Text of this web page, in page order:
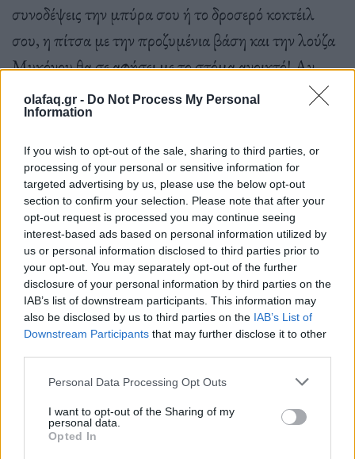
olafaq.gr - Do Not Process My Personal
Information
If you wish to opt-out of the sale, sharing to third parties, or
processing of your personal or sensitive information for
targeted advertising by us, please use the below opt-out
section to confirm your selection. Please note that after your
opt-out request is processed you may continue seeing
interest-based ads based on personal information utilized by
us or personal information disclosed to third parties prior to
your opt-out. You may separately opt-out of the further
disclosure of your personal information by third parties on the
IAB’s list of downstream participants. This information may
also be disclosed by us to third parties on the IAB’s List of
Downstream Participants that may further disclose it to other
Personal Data Processing Opt Outs
I want to opt-out of the Sharing of my
personal data.
Opted In
συνοδέψεις την μπύρα σου ή το δροσερό κοκτέιλ
σου, η πίτσα με την προζυμένια βάση και την λούζα
Μυκόνου θα σε αφήσει με το στόμα ανοικτό! Αν
πάλι θέλεις να κάνεις ένα κανονικό, καθιστό γεύμα,
θα περάσεις στο επίπεδο του εστιατορίου και οι
επιλογές είναι πολλές και ιδιαίτερα γευστικές:
φρέσκα θαλασσινά, ψάρια όπως επίσης premium
κοπές και νόστιμα σνακς. Η λίστα των κρασιών και
κοκτέιλς έχει δημιουργηθεί για να συμπληρώνει τις
γεύσεις που σερβίρονται.